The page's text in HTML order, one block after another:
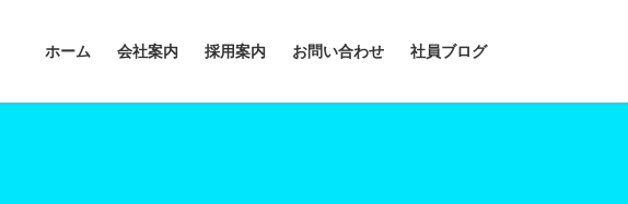
ホーム 会社案内 採用案内 お問い合わせ 社員ブログ